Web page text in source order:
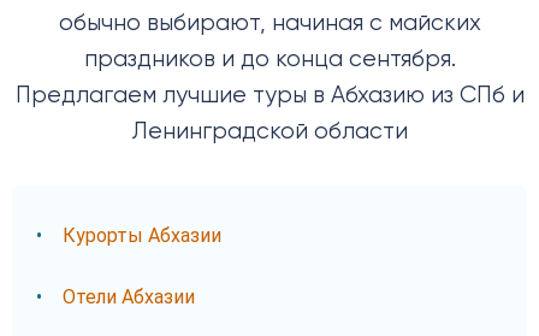
обычно выбирают, начиная с майских
праздников и до конца сентября.
Предлагаем лучшие туры в Абхазию из СПб и
Ленинградской области
Курорты Абхазии
Отели Абхазии